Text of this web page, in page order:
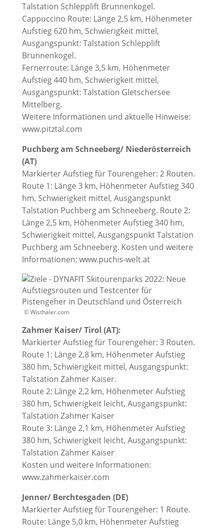
Talstation Schlepplift Brunnenkogel.
Cappuccino Route: Länge 2,5 km, Höhenmeter
Aufstieg 620 hm, Schwierigkeit mittel,
Ausgangspunkt: Talstation Schlepplift
Brunnenkogel.
Fernerroute: Länge 3,5 km, Höhenmeter
Aufstieg 440 hm, Schwierigkeit mittel,
Ausgangspunkt: Talstation Gletschersee
Mittelberg.
Weitere Informationen und aktuelle Hinweise:
www.pitztal.com
Puchberg am Schneeberg/ Niederösterreich
(AT)
Markierter Aufstieg für Tourengeher: 2 Routen.
Route 1: Länge 3 km, Höhenmeter Aufstieg 340
hm, Schwierigkeit mittel, Ausgangspunkt
Talstation Puchberg am Schneeberg. Route 2:
Länge 2,5 km, Höhenmeter Aufstieg 340 hm,
Schwierigkeit mittel, Ausgangspunkt Talstation
Puchberg am Schneeberg. Kosten und weitere
Informationen: www.puchis-welt.at
© Wisthaler.com
Zahmer Kaiser/ Tirol (AT):
Markierter Aufstieg für Tourengeher: 3 Routen.
Route 1: Länge 2,8 km, Höhenmeter Aufstieg
380 hm, Schwierigkeit mittel, Ausgangspunkt:
Talstation Zahmer Kaiser.
Route 2: Länge 2,2 km, Höhenmeter Aufstieg
380 hm, Schwierigkeit leicht, Ausgangspunkt:
Talstation Zahmer Kaiser
Route 3: Länge 2,1 km, Höhenmeter Aufstieg
380 hm, Schwierigkeit leicht, Ausgangspunkt:
Talstation Zahmer Kaiser
Kosten und weitere Informationen:
www.zahmerkaiser.com
Jenner/ Berchtesgaden (DE)
Markierter Aufstieg für Tourengeher: 1 Route.
Route: Länge 5,0 km, Höhenmeter Aufstieg